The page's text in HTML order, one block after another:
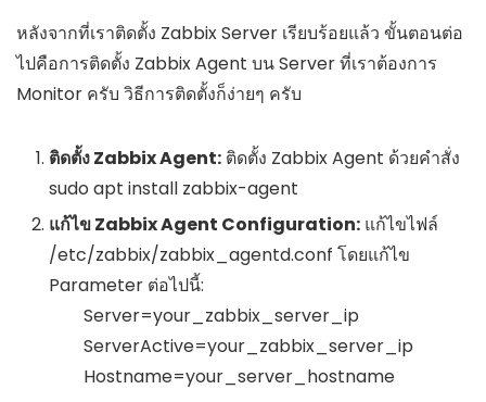
หลังจากที่เราติดตั้ง Zabbix Server เรียบร้อยแล้ว ขั้นตอนต่อ
ไปคือการติดตั้ง Zabbix Agent บน Server ที่เราต้องการ
Monitor ครับ วิธีการติดตั้งก็ง่ายๆ ครับ
ติดตั้ง Zabbix Agent: ติดตั้ง Zabbix Agent ด้วยคำสั่ง
sudo apt install zabbix-agent
แก้ไข Zabbix Agent Configuration: แก้ไขไฟล์
/etc/zabbix/zabbix_agentd.conf โดยแก้ไข
Parameter ต่อไปนี้:
        Server=your_zabbix_server_ip
        ServerActive=your_zabbix_server_ip
        Hostname=your_server_hostname